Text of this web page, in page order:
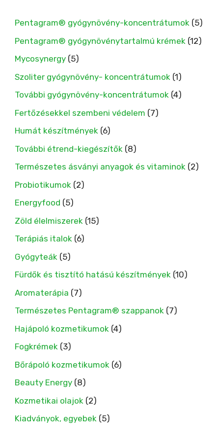
Pentagram® gyógynövény-koncentrátumok (5)
Pentagram® gyógynövénytartalmú krémek (12)
Mycosynergy (5)
Szoliter gyógynövény- koncentrátumok (1)
További gyógynövény-koncentrátumok (4)
Fertőzésekkel szembeni védelem (7)
Humát készítmények (6)
További étrend-kiegészítők (8)
Természetes ásványi anyagok és vitaminok (2)
Probiotikumok (2)
Energyfood (5)
Zöld élelmiszerek (15)
Terápiás italok (6)
Gyógyteák (5)
Fürdők és tisztító hatású készítmények (10)
Aromaterápia (7)
Természetes Pentagram® szappanok (7)
Hajápoló kozmetikumok (4)
Fogkrémek (3)
Bőrápoló kozmetikumok (6)
Beauty Energy (8)
Kozmetikai olajok (2)
Kiadványok, egyebek (5)